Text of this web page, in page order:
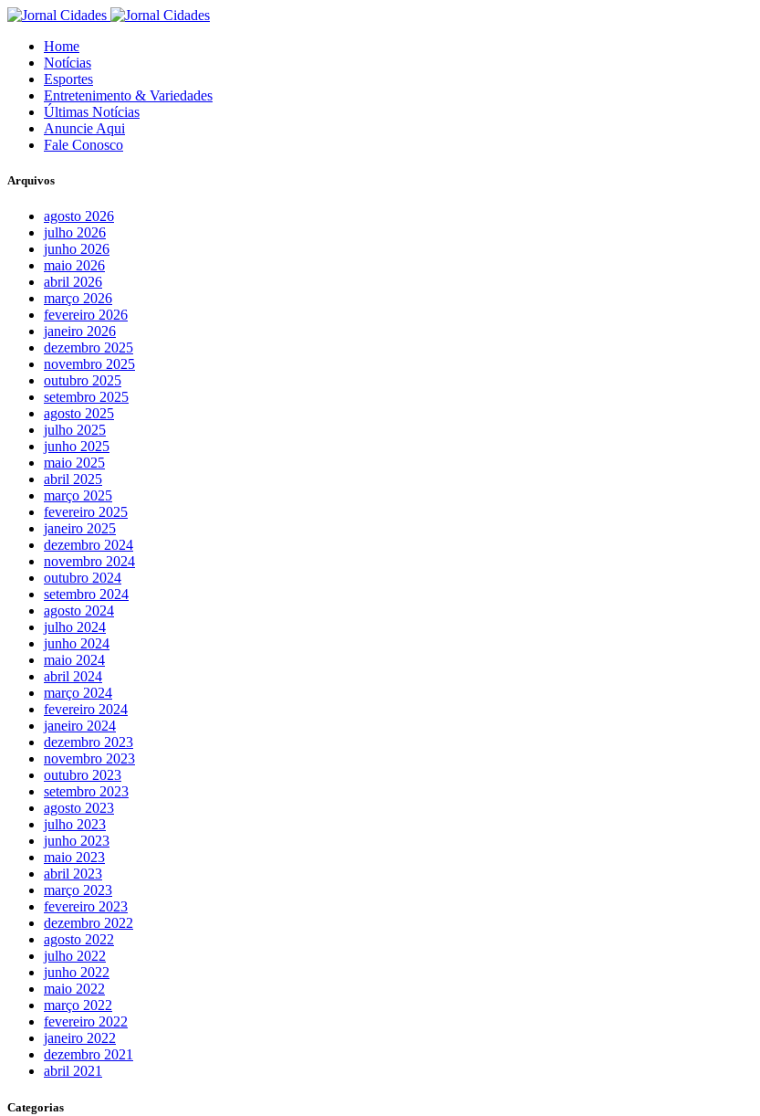
Home
Notícias
Esportes
Entretenimento & Variedades
Últimas Notícias
Anuncie Aqui
Fale Conosco
Arquivos
agosto 2026
julho 2026
junho 2026
maio 2026
abril 2026
março 2026
fevereiro 2026
janeiro 2026
dezembro 2025
novembro 2025
outubro 2025
setembro 2025
agosto 2025
julho 2025
junho 2025
maio 2025
abril 2025
março 2025
fevereiro 2025
janeiro 2025
dezembro 2024
novembro 2024
outubro 2024
setembro 2024
agosto 2024
julho 2024
junho 2024
maio 2024
abril 2024
março 2024
fevereiro 2024
janeiro 2024
dezembro 2023
novembro 2023
outubro 2023
setembro 2023
agosto 2023
julho 2023
junho 2023
maio 2023
abril 2023
março 2023
fevereiro 2023
dezembro 2022
agosto 2022
julho 2022
junho 2022
maio 2022
março 2022
fevereiro 2022
janeiro 2022
dezembro 2021
abril 2021
Categorias